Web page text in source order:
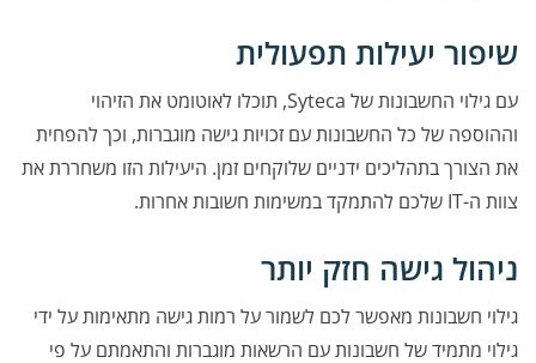
שיפור יעילות תפעולית
עם גילוי החשבונות של Syteca, תוכלו לאוטומט את הזיהוי
וההוספה של כל החשבונות עם זכויות גישה מוגברות, וכך להפחית
את הצורך בתהליכים ידניים שלוקחים זמן. היעילות הזו משחררת את
צוות ה-IT שלכם להתמקד במשימות חשובות אחרות.
ניהול גישה חזק יותר
גילוי חשבונות מאפשר לכם לשמור על רמות גישה מתאימות על ידי
גילוי מתמיד של חשבונות עם הרשאות מוגברות והתאמתם על פי